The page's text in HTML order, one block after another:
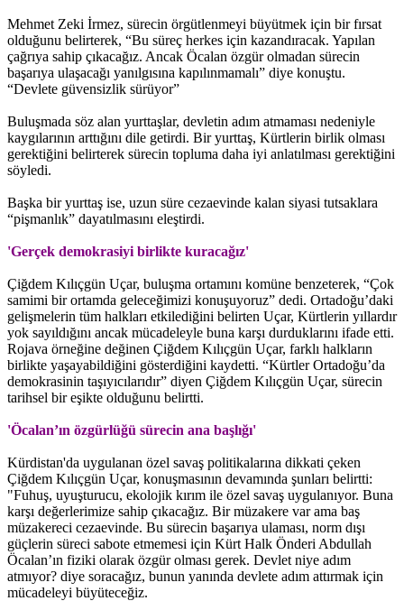
Mehmet Zeki İrmez, sürecin örgütlenmeyi büyütmek için bir fırsat
olduğunu belirterek, “Bu süreç herkes için kazandıracak. Yapılan
çağrıya sahip çıkacağız. Ancak Öcalan özgür olmadan sürecin
başarıya ulaşacağı yanılgısına kapılınmamalı” diye konuştu.
“Devlete güvensizlik sürüyor”
Buluşmada söz alan yurttaşlar, devletin adım atmaması nedeniyle
kaygılarının arttığını dile getirdi. Bir yurttaş, Kürtlerin birlik olması
gerektiğini belirterek sürecin topluma daha iyi anlatılması gerektiğini
söyledi.
Başka bir yurttaş ise, uzun süre cezaevinde kalan siyasi tutsaklara
“pişmanlık” dayatılmasını eleştirdi.
'Gerçek demokrasiyi birlikte kuracağız'
Çiğdem Kılıçgün Uçar, buluşma ortamını komüne benzeterek, “Çok
samimi bir ortamda geleceğimizi konuşuyoruz” dedi. Ortadoğu’daki
gelişmelerin tüm halkları etkilediğini belirten Uçar, Kürtlerin yıllardır
yok sayıldığını ancak mücadeleyle buna karşı durduklarını ifade etti.
Rojava örneğine değinen Çiğdem Kılıçgün Uçar, farklı halkların
birlikte yaşayabildiğini gösterdiğini kaydetti. “Kürtler Ortadoğu’da
demokrasinin taşıyıcılarıdır” diyen Çiğdem Kılıçgün Uçar, sürecin
tarihsel bir eşikte olduğunu belirtti.
'Öcalan’ın özgürlüğü sürecin ana başlığı'
Kürdistan'da uygulanan özel savaş politikalarına dikkati çeken
Çiğdem Kılıçgün Uçar, konuşmasının devamında şunları belirtti:
"Fuhuş, uyuşturucu, ekolojik kırım ile özel savaş uygulanıyor. Buna
karşı değerlerimize sahip çıkacağız. Bir müzakere var ama baş
müzakereci cezaevinde. Bu sürecin başarıya ulaması, norm dışı
güçlerin süreci sabote etmemesi için Kürt Halk Önderi Abdullah
Öcalan’ın fiziki olarak özgür olması gerek. Devlet niye adım
atmıyor? diye soracağız, bunun yanında devlete adım attırmak için
mücadeleyi büyüteceğiz.